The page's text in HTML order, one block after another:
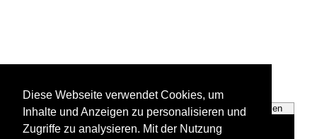
E-Loks Unternehmen
Diese Webseite verwendet Cookies, um
Inhalte und Anzeigen zu personalisieren und
Zugriffe zu analysieren. Mit der Nutzung